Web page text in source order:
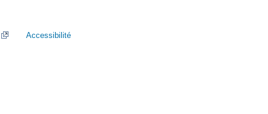
Accessibilité